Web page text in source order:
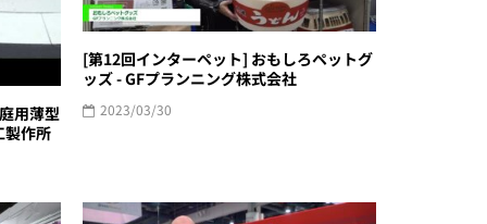
用薄型
製作所
[第12回インターペット] おもしろペットグ
ッズ - GFプランニング株式会社
2023/03/30